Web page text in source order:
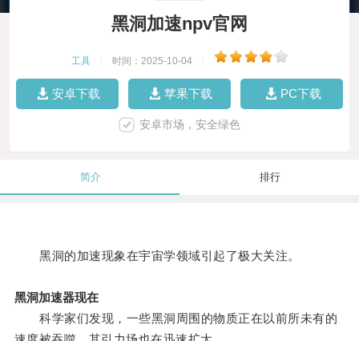
黑洞加速npv官网
工具 时间：2025-10-04
安卓下载 苹果下载 PC下载
安卓市场，安全绿色
简介 排行
黑洞的加速现象在宇宙学领域引起了极大关注。
黑洞加速器现在
科学家们发现，一些黑洞周围的物质正在以前所未有的